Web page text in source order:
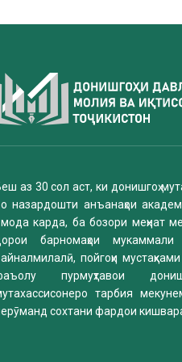
аз 30 сол аст, ки донишгоҳ
назардошти анъанаҳои
карда, ба бозори меҳнат
барномаҳои мукаммали
пойгоҳи
пурмуҳтавои
тарбия
сохтани фардои